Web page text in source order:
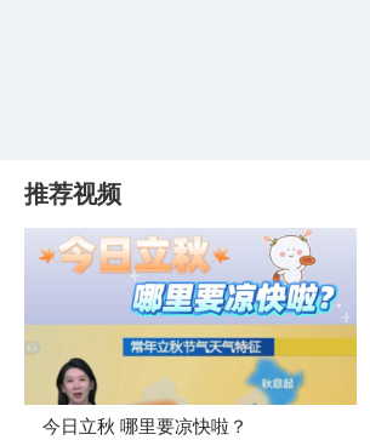
推荐视频
今日立秋 哪里要凉快啦？